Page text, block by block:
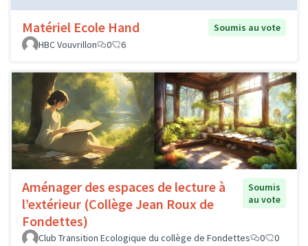
Matériel Ecole Hand
Soumis au vote
HBC Vouvrillon
0 6
Aménager des espaces de lecture à
l’extérieur (Collège Jean Roux de
Fondettes)
Soumis
au vote
Club Transition Ecologique du collège de Fondettes 0 0